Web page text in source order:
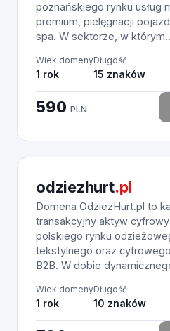
poznańskiego rynku usług
premium, pielęgnacji
spa. W sektorze, w
Wiek domeny
1 rok
Długość
15 znaków
590 PLN
odziezhurt.pl
Domena OdziezHurt.pl to
transakcyjny aktyw
polskiego rynku
tekstylnego oraz
B2B. W dobie
Wiek domeny
1 rok
Długość
10 znaków